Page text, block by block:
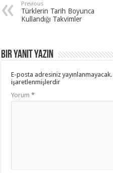
Previous
Türklerin Tarih Boyunca
Kullandığı Takvimler
Bir yanıt yazın
E-posta adresiniz yayınlanmayacak.
işaretlenmişlerdir
Yorum*